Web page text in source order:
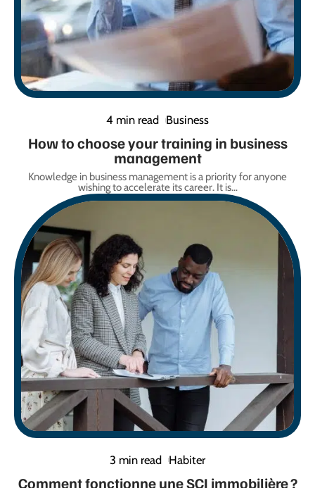
4 min read Business
How to choose your training in business
management
Knowledge in business management is a priority for anyone
wishing to accelerate its career. It is…
3 min read Habiter
Comment fonctionne une SCI immobilière ?